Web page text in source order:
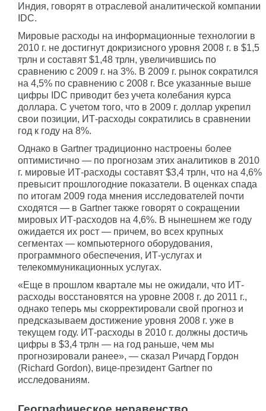
Индия, говорят в отраслевой аналитической компании
IDC.
Мировые расходы на информационные технологии в
2010 г. не достигнут докризисного уровня 2008 г. в $1,5
трлн и составят $1,48 трлн, увеличившись по
сравнению с 2009 г. на 3%. В 2009 г. рынок сократился
на 4,5% по сравнению с 2008 г. Все указанные выше
цифры IDC приводит без учета колебания курса
доллара. С учетом того, что в 2009 г. доллар укрепил
свои позиции, ИТ-расходы сократились в сравнении
год к году на 8%.
Однако в Gartner традиционно настроены более
оптимистично — по прогнозам этих аналитиков в 2010
г. мировые ИТ-расходы составят $3,4 трлн, что на 4,6%
превысит прошлогодние показатели. В оценках спада
по итогам 2009 года мнения исследователей почти
сходятся — в Gartner также говорят о сокращении
мировых ИТ-расходов на 4,6%. В нынешнем же году
ожидается их рост — причем, во всех крупных
сегментах — компьютерного оборудования,
программного обеспечения, ИТ-услугах и
телекоммуникационных услугах.
«Еще в прошлом квартале мы не ожидали, что ИТ-
расходы восстановятся на уровне 2008 г. до 2011 г.,
однако теперь мы скорректировали свой прогноз и
предсказываем достижение уровня 2008 г. уже в
текущем году. ИТ-расходы в 2010 г. должны достичь
цифры в $3,4 трлн — на год раньше, чем мы
прогнозировали ранее», — сказал Ричард Гордон
(Richard Gordon), вице-президент Gartner по
исследованиям.